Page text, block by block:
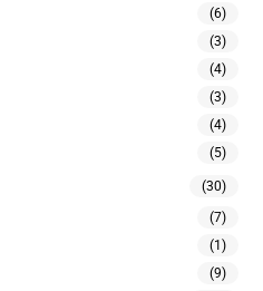
(6)
(3)
(4)
(3)
(4)
(5)
(30)
(7)
(1)
(9)